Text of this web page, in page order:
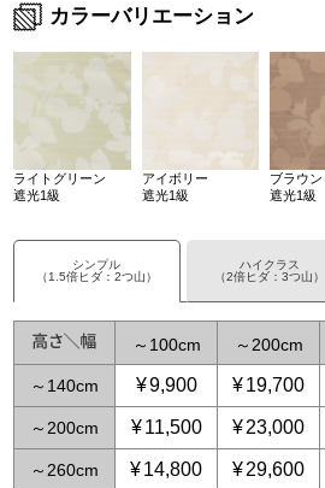
カラーバリエーション
ライトグリーン
遮光1級
アイボリー
遮光1級
ブラウン
遮光1級
シンプル
（1.5倍ヒダ：2つ山）
～ 100 ～ 200
～ 140 ¥9,900 ¥19,700
～ 200 ¥11,500 ¥23,000
～ 260 ¥14,800 ¥29,600
ハイクラス
（2倍ヒダ：3つ山）